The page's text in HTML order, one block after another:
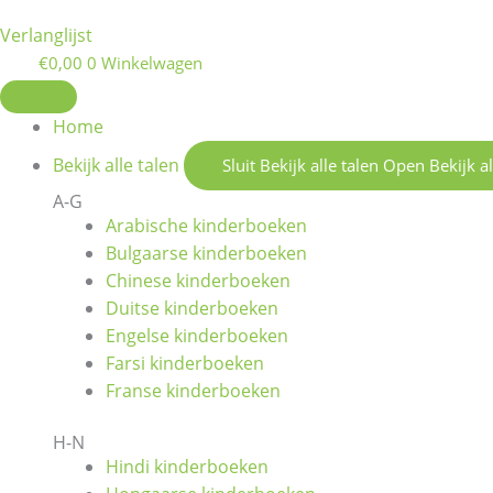
Verlanglijst
€0,00 0 Winkelwagen
Home
Bekijk alle talen
Sluit Bekijk alle talen Open Bekijk
A-G
Arabische kinderboeken
Bulgaarse kinderboeken
Chinese kinderboeken
Duitse kinderboeken
Engelse kinderboeken
Farsi kinderboeken
Franse kinderboeken
H-N
Hindi kinderboeken